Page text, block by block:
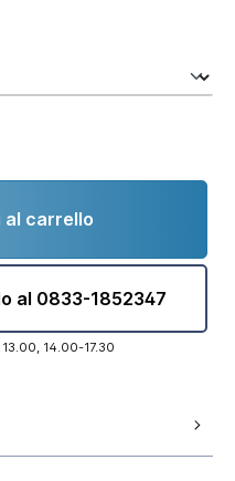
al carrello
al 0833-1852347
14.00-17.30